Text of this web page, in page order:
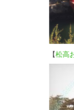
【松高